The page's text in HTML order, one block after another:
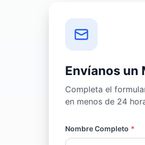
Envíanos un
Completa el
en menos de 24
Nombre Completo *